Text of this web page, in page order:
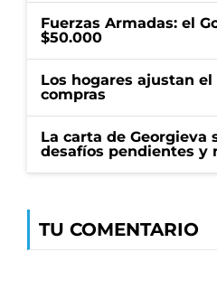
Fuerzas Armadas: el
$50.000
Los hogares ajustan
compras
La carta de Georgieva
desafíos pendientes y
TU COMENTARIO